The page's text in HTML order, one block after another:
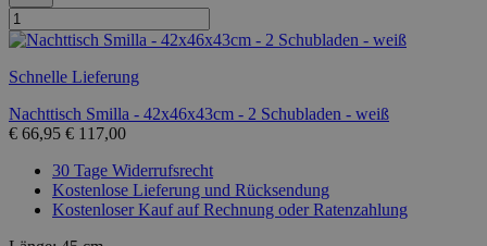
Schnelle Lieferung
Nachttisch Smilla - 42x46x43cm - 2 Schubladen - weiß
€ 66,95 € 117,00
30 Tage Widerrufsrecht
Kostenlose Lieferung und Rücksendung
Kostenloser Kauf auf Rechnung oder Ratenzahlung